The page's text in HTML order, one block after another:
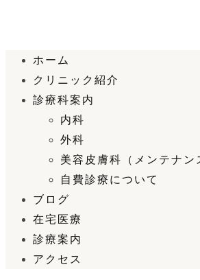
ホーム
クリニック紹介
診療科案内
内科
外科
美容皮膚科（メンテナン
自費診療について
ブログ
在宅医療
診療案内
アクセス